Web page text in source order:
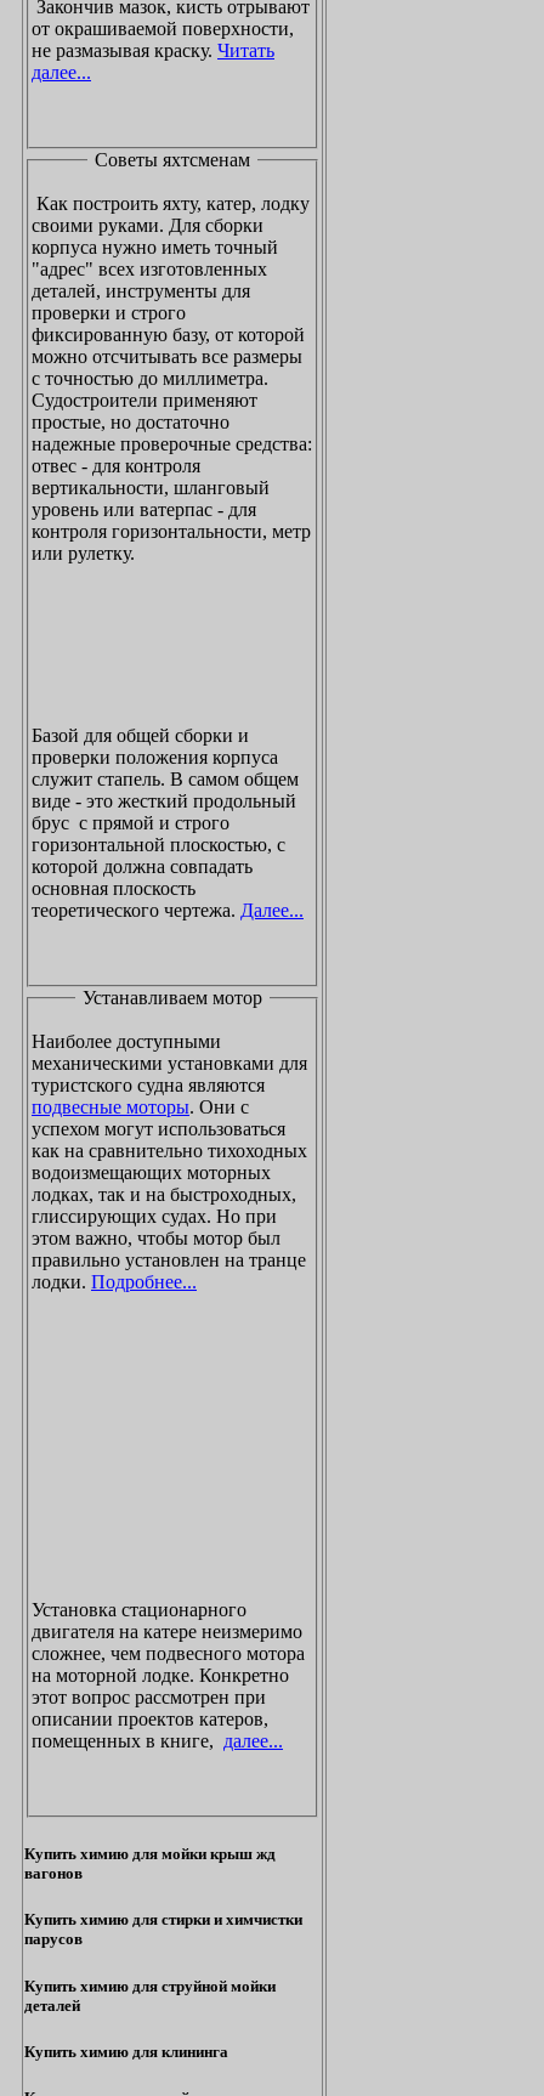
Закончив мазок, кисть отрывают
от окрашиваемой поверхности,
не размазывая краску. Читать
далее...
Советы яхтсменам
Как построить яхту, катер, лодку
своими руками. Для сборки
корпуса нужно иметь точный
"адрес" всех изготовленных
деталей, инструменты для
проверки и строго
фиксированную базу, от которой
можно отсчитывать все размеры
с точностью до миллиметра.
Судостроители применяют
простые, но достаточно
надежные проверочные средства:
отвес - для контроля
вертикальности, шланговый
уровень или ватерпас - для
контроля горизонтальности, метр
или рулетку.
Базой для общей сборки и
проверки положения корпуса
служит стапель. В самом общем
виде - это жесткий продольный
брус с прямой и строго
горизонтальной плоскостью, с
которой должна совпадать
основная плоскость
теоретического чертежа. Далее...
Устанавливаем мотор
Наиболее доступными
механическими установками для
туристского судна являются
подвесные моторы. Они с
успехом могут использоваться
как на сравнительно тихоходных
водоизмещающих моторных
лодках, так и на быстроходных,
глиссирующих судах. Но при
этом важно, чтобы мотор был
правильно установлен на транце
лодки. Подробнее...
Установка стационарного
двигателя на катере неизмеримо
сложнее, чем подвесного мотора
на моторной лодке. Конкретно
этот вопрос рассмотрен при
описании проектов катеров,
помещенных в книге, далее...
Купить химию для мойки крыш жд
вагонов
Купить химию для стирки и химчистки
парусов
Купить химию для струйной мойки
деталей
Купить химию для клининга